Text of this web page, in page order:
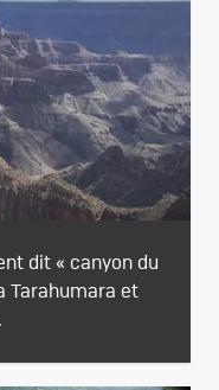
dit « canyon du
Tarahumara et